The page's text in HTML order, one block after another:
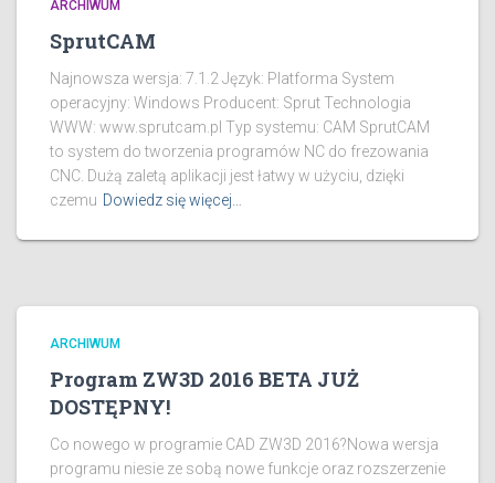
ARCHIWUM
SprutCAM
Najnowsza wersja: 7.1.2 Język: Platforma System
operacyjny: Windows Producent: Sprut Technologia
WWW: www.sprutcam.pl Typ systemu: CAM SprutCAM
to system do tworzenia programów NC do frezowania
CNC. Dużą zaletą aplikacji jest łatwy w użyciu, dzięki
czemu Dowiedz się więcej…
ARCHIWUM
Program ZW3D 2016 BETA JUŻ
DOSTĘPNY!
Co nowego w programie CAD ZW3D 2016?Nowa wersja
programu niesie ze sobą nowe funkcje oraz rozszerzenie